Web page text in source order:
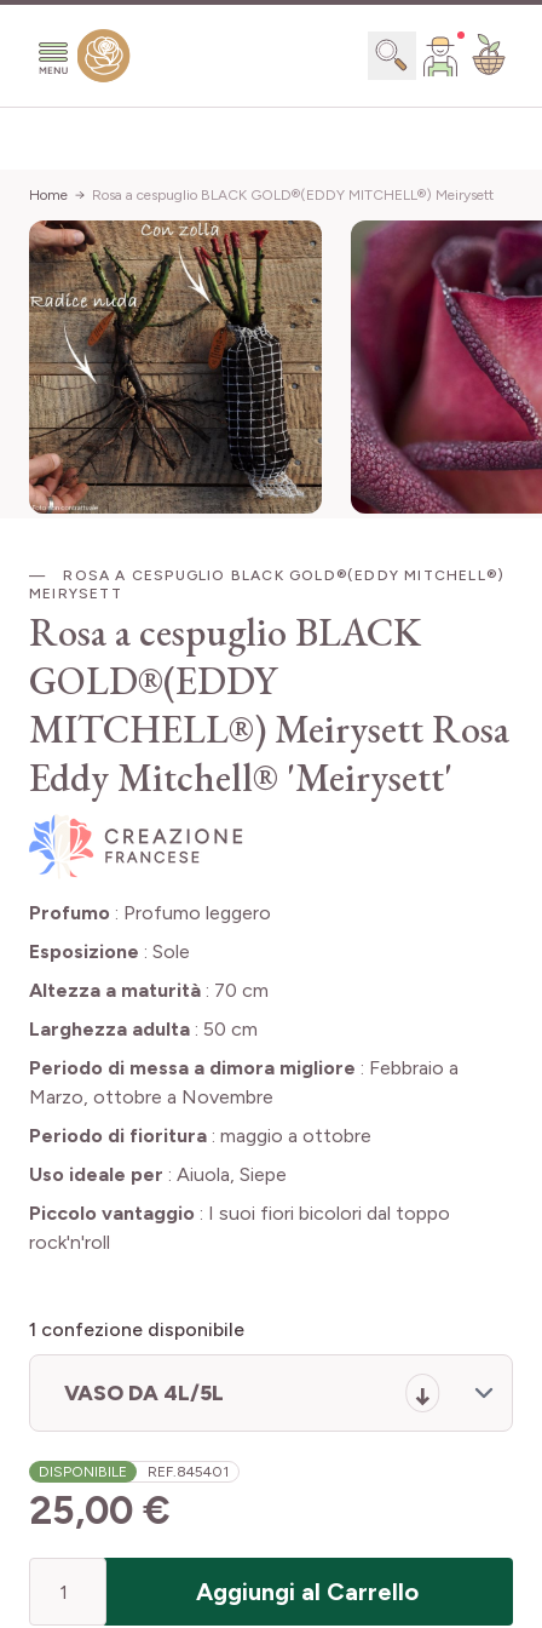
Search
Home Rosa a cespuglio BLACK GOLD®(EDDY MITCHELL®) Meirysett
ROSA A CESPUGLIO BLACK GOLD®(EDDY MITCHELL®)
MEIRYSETT
Rosa a cespuglio BLACK
GOLD®(EDDY
MITCHELL®) MeirysettRosa
Eddy Mitchell® 'Meirysett'
Profumo : Profumo leggero
Esposizione : Sole
Altezza a maturità : 70 cm
Larghezza adulta : 50 cm
Periodo di messa a dimora migliore : Febbraio a
Marzo, ottobre a Novembre
Periodo di fioritura : maggio a ottobre
Uso ideale per : Aiuola, Siepe
Piccolo vantaggio : I suoi fiori bicolori dal toppo
rock'n'roll
1 confezione disponibile
VASO DA 4L/5L
DISPONIBILE REF.845401
25,00 €
Aggiungi al Carrello